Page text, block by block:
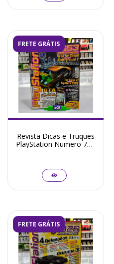
FRETE GRÁTIS
Revista Dicas e Truques
PlayStation Numero 71 -
FRETE GRÁTIS